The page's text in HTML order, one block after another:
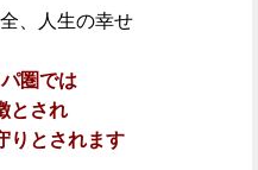
、人生の幸せ
圏では
とされ
りとされます